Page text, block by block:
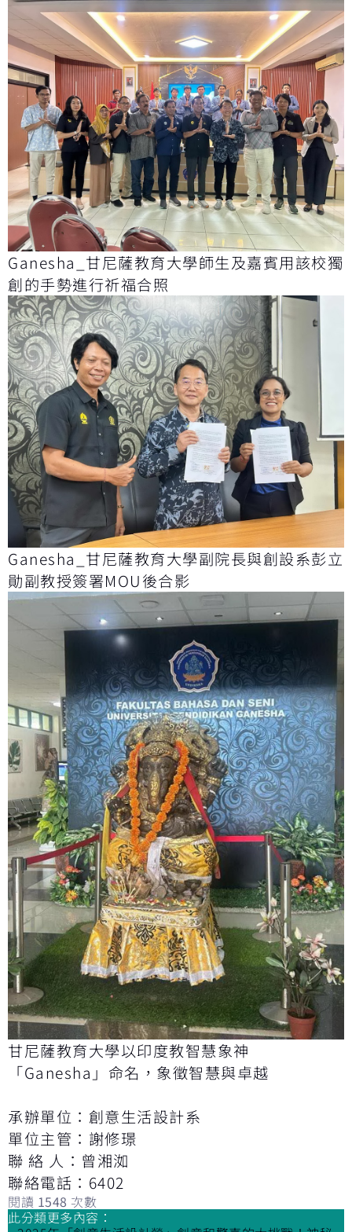
Ganesha_甘尼薩教育大學師生及嘉賓用該校獨
創的手勢進行祈福合照
Ganesha_甘尼薩教育大學副院長與創設系彭立
勛副教授簽署MOU後合影
甘尼薩教育大學以印度教智慧象神
「Ganesha」命名，象徵智慧與卓越
承辦單位：創意生活設計系
單位主管：謝修璟
聯 絡 人：曾湘洳
聯絡電話：6402
閱讀 1548 次數
此分類更多內容：